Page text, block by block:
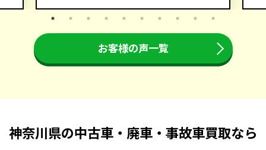
お客様の声一覧
神奈川県の中古車・廃車・事故車買取なら